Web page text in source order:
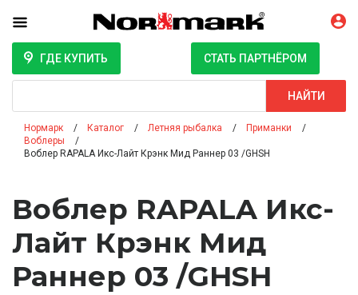
ГДЕ КУПИТЬ СТАТЬ ПАРТНЁРОМ
НАЙТИ
Нормарк Каталог Летняя рыбалка
Приманки
Воблеры
Воблер RAPALA Икс-Лайт Крэнк Мид Раннер 03 /GHSH
Воблер RAPALA Икс-
Лайт Крэнк Мид
Раннер 03 /GHSH